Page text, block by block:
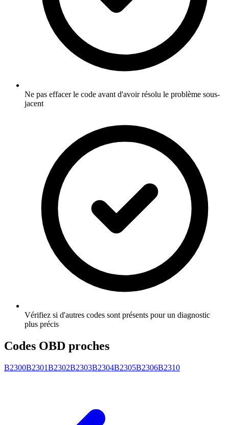
Ne pas effacer le code avant d'avoir résolu le problème sous-
jacent
Vérifiez si d'autres codes sont présents pour un diagnostic
plus précis
Codes OBD proches
B2300B2301B2302B2303B2304B2305B2306B2310